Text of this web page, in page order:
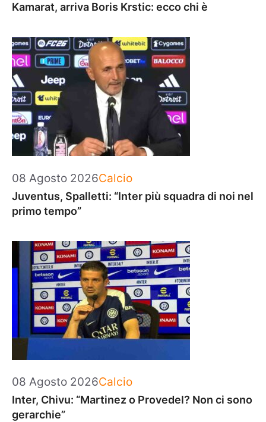
Kamarat, arriva Boris Krstic: ecco chi è
08 Agosto 2026Categorie
Calcio
Juventus, Spalletti: “Inter più squadra di noi nel
primo tempo”
08 Agosto 2026Categorie
Calcio
Inter, Chivu: “Martinez o Provedel? Non ci sono
gerarchie”